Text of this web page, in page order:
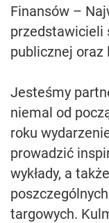
Finansów –
przedstawicieli
publicznej oraz
Jesteśmy
niemal od
roku
prowadzić
wykłady, a
targowych.